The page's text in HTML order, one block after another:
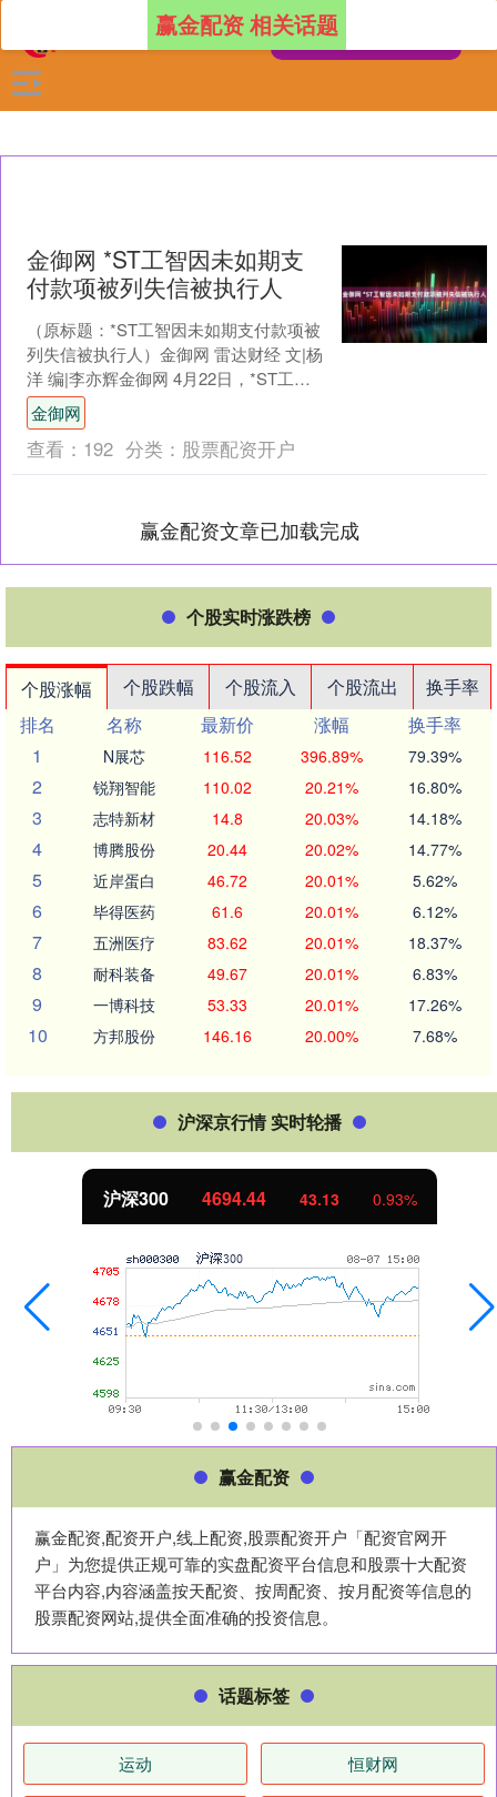
赢金配资 相关话题
金御网 *ST工智因未如期支
付款项被列失信被执行人
（原标题：*ST工智因未如期支付款项被
列失信被执行人）金御网 雷达财经 文|杨
洋 编|李亦辉金御网 4月22日，*ST工智
（000584）公告，公司及其分公司、....
金御网
查看： 192 分类： 股票配资开户
赢金配资文章已加载完成
个股实时涨跌榜
个股涨幅 个股跌幅 个股流入 个股流出
换手率
排名
名称 最新价 涨幅
换手率
1
N展芯 116.52 396.89% 79.39%
2 锐翔智能 110.02 20.21% 16.80%
3 志特新材 14.8 20.03% 14.18%
4 博腾股份 20.44 20.02% 14.77%
5 近岸蛋白 46.72 20.01% 5.62%
6 毕得医药 61.6 20.01% 6.12%
7 五洲医疗 83.62 20.01% 18.37%
8 耐科装备 49.67 20.01% 6.83%
9 一博科技 53.33 20.01% 17.26%
10 方邦股份 146.16 20.00% 7.68%
沪深京行情 实时轮播
沪深300 4694.44 43.13 0.93%
赢金配资
赢金配资,配资开户,线上配资,股票配资开户「配资官网开
户」为您提供正规可靠的实盘配资平台信息和股票十大配资
平台内容,内容涵盖按天配资、按周配资、按月配资等信息的
股票配资网站,提供全面准确的投资信息。
话题标签
运动 恒财网